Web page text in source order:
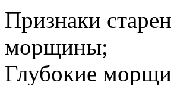
Признаки
морщины;
Глубокие